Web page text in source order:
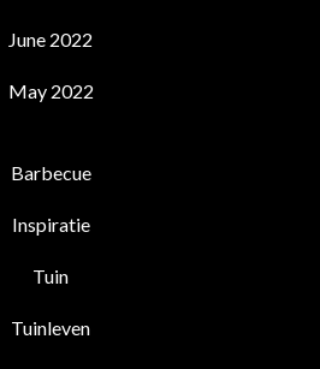
June 2022
May 2022
Barbecue
Inspiratie
Tuin
Tuinleven